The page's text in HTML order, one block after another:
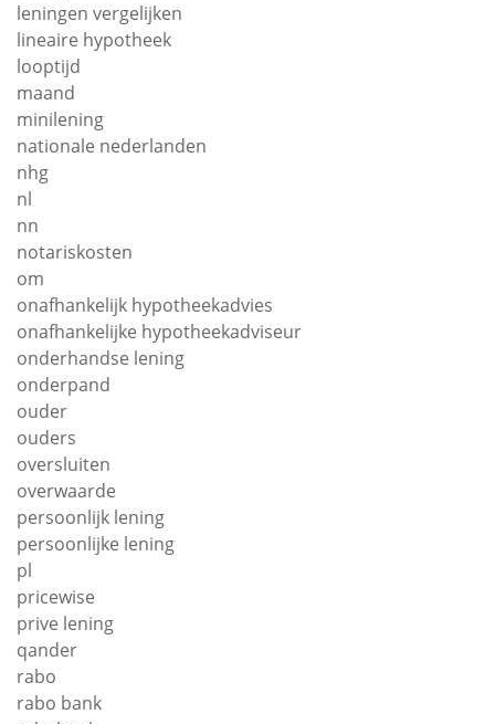
leningen vergelijken
lineaire hypotheek
looptijd
maand
minilening
nationale nederlanden
nhg
nl
nn
notariskosten
om
onafhankelijk hypotheekadvies
onafhankelijke hypotheekadviseur
onderhandse lening
onderpand
ouder
ouders
oversluiten
overwaarde
persoonlijk lening
persoonlijke lening
pl
pricewise
prive lening
qander
rabo
rabo bank